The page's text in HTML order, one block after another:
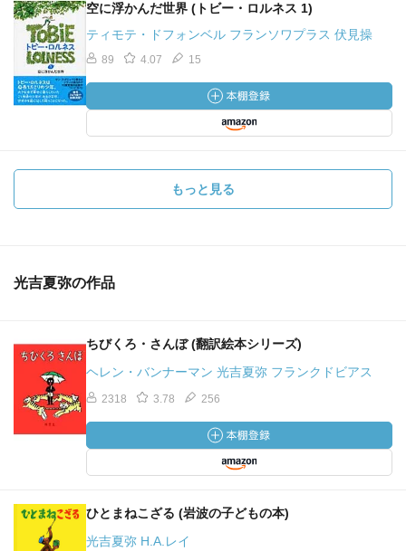
空に浮かんだ世界 (トビー・ロルネス 1)
ティモテ・ドフォンベル フランソワプラス 伏見操
89 4.07 15
もっと見る
光吉夏弥の作品
ちびくろ・さんぼ (翻訳絵本シリーズ)
ヘレン・バンナーマン 光吉夏弥 フランクドビアス
2318 3.78 256
ひとまねこざる (岩波の子どもの本)
光吉夏弥 H.A.レイ